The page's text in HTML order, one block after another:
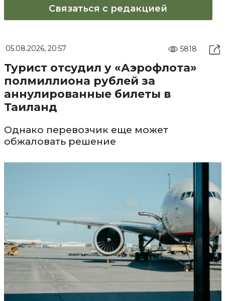
Связаться с редакцией
05.08.2026, 20:57 5818
Турист отсудил у «Аэрофлота»
полмиллиона рублей за
аннулированные билеты в
Таиланд
Однако перевозчик еще может
обжаловать решение